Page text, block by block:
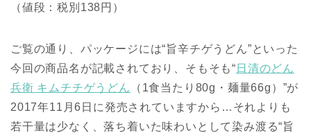
（値段：税別138円）
ご覧の通り、パッケージには“旨辛チゲうどん”といった
今回の商品名が記載されており、そもそも“ 日清のどん
兵衛 キムチチゲうどん
（1食当たり80g・麺量66g）”が
2017年11月6日に発売されていますから…それよりも
若干量は少なく、落ち着いた味わいとして染み渡る“旨